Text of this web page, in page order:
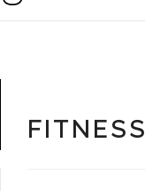
FITNESS